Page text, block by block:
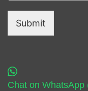
Submit
Chat on WhatsApp